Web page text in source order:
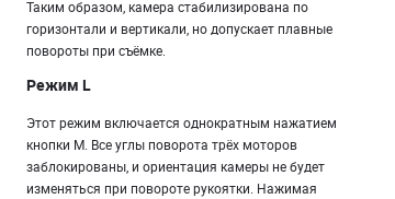
Таким образом, камера стабилизирована по
горизонтали и вертикали, но допускает плавные
повороты при съёмке.
Режим L
Этот режим включается однократным нажатием
кнопки M. Все углы поворота трёх моторов
заблокированы, и ориентация камеры не будет
изменяться при повороте рукоятки. Нажимая